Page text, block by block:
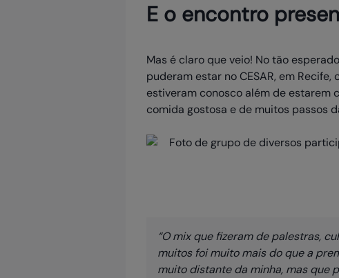
E o encontro
Mas é claro que veio! No tão
puderam estar no CESAR, em
estiveram conosco além de estarem
comida gostosa e de muitos passos
“O mix que fizeram de palestras,
muitos foi muito mais do que a
muito distante da minha, mas que